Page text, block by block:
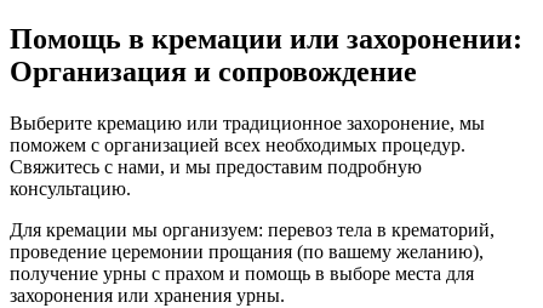
Помощь в кремации или захоронении:
Организация и сопровождение
Выберите кремацию или традиционное захоронение, мы
поможем с организацией всех необходимых процедур.
Свяжитесь с нами, и мы предоставим подробную
консультацию.
Для кремации мы организуем: перевоз тела в крематорий,
проведение церемонии прощания (по вашему желанию),
получение урны с прахом и помощь в выборе места для
захоронения или хранения урны.